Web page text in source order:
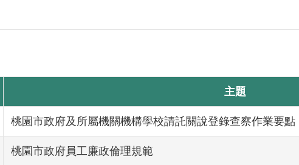
主題
桃園市政府及所屬機關機構學校請託關說登錄查察作業要點
桃園市政府員工廉政倫理規範